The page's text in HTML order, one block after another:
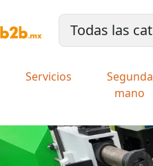
Servicios
Segunda
mano